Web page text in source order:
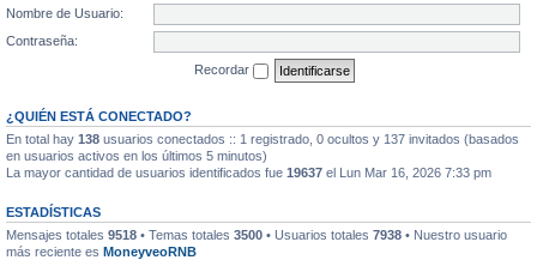
Nombre de Usuario:
Contraseña:
Recordar
¿QUIÉN ESTÁ CONECTADO?
En total hay 138 usuarios conectados :: 1 registrado, 0 ocultos y 137 invitados (basados
en usuarios activos en los últimos 5 minutos)
La mayor cantidad de usuarios identificados fue 19637 el Lun Mar 16, 2026 7:33 pm
ESTADÍSTICAS
Mensajes totales 9518 • Temas totales 3500 • Usuarios totales 7938 • Nuestro usuario
más reciente es MoneyveoRNB